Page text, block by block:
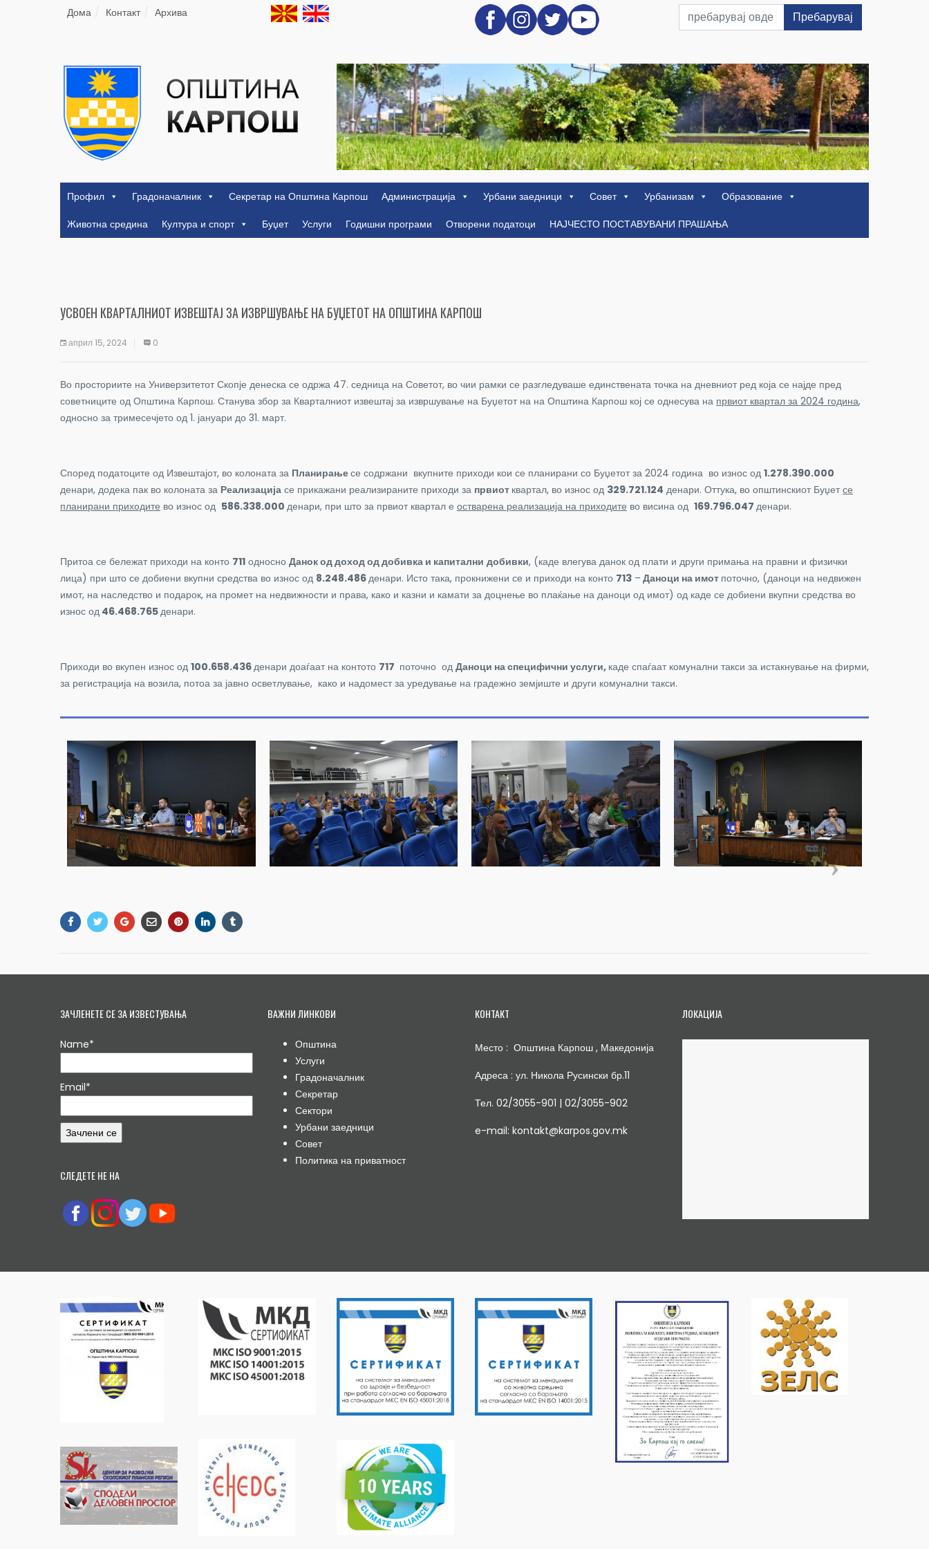
Дома Контакт Архива Пребарувај
Профил Градоначалник Секретар на Општина Карпош Администрација Урбани заедници Совет Урбанизам
Образование
Животна средина
Култура и спорт Буџет Услуги Годишни програми Отворени податоци НАЈЧЕСТО ПОСТАВУВАНИ ПРАШАЊА
УСВОЕН КВАРТАЛНИОТ ИЗВЕШТАЈ ЗА ИЗВРШУВАЊЕ НА БУЏЕТОТ НА ОПШТИНА КАРПОШ
април 15, 2024 0
Во просториите на Универзитетот Скопје денеска се одржа 47. седница на Советот, во чии рамки се разгледуваше единствената точка на дневниот ред која се најде пред
советниците од Општина Карпош. Станува збор за Кварталниот извештај за извршување на Буџетот на на Општина Карпош кој се однесува на првиот квартал за 2024 година,
односно за тримесечјето од 1. јануари до 31. март.
Според податоците од Извештајот, во колоната за Планирањесе содржани вкупните приходи кои се планирани со Буџетот за 2024 година во износ од 1.278.390.000
денари, додека пак во колоната за Реализација се прикажани реализираните приходи за првиот квартал, во износ од 329.721.124 денари. Оттука, во општинскиот Буџетсе
планирани приходите во износ од 586.338.000 денари, при што за првиот квартал е остварена реализација на приходите во висина од 169.796.047 денари.
Притоа се бележат приходи на конто 711 односно Данок од доход од добивка и капитални добивки, (каде влегува данок од плати и други примања на правни и физички
лица) при што се добиени вкупни средства во износ од 8.248.486денари. Исто така, прокнижени се и приходи на конто 713 – Даноци на имот поточно, (даноци на недвижен
имот, на наследство и подарок, на промет на недвижности и права, како и казни и камати за доцнење во плаќање на даноци од имот) од каде се добиени вкупни средства во
износ од 46.468.765денари.
Приходи во вкупен износ од 100.658.436денари доаѓаат на контото 717 поточно од Даноци на специфични услуги, каде спаѓаат комунални такси за истакнување на фирми,
за регистрација на возила, потоа за јавно осветлување, како и надомест за уредување на градежно земјиште и други комунални такси.
ЗАЧЛЕНЕТЕ СЕ ЗА ИЗВЕСТУВАЊА
Name*
Email*
СЛЕДЕТЕ НЕ НА
ВАЖНИ ЛИНКОВИ
Општина
Услуги
Градоначалник
Секретар
Сектори
Урбани заедници
Совет
Политика на приватност
КОНТАКТ
Место : Општина Карпош , Македонија
Адреса : ул. Никола Русински бр.11
Тел. 02/3055-901 | 02/3055-902
e-mail: kontakt@karpos.gov.mk
ЛОКАЦИЈА